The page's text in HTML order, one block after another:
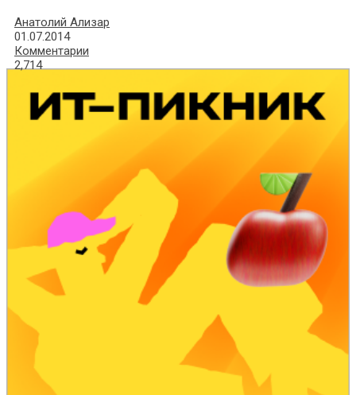
Анатолий Ализар
01.07.2014
Комментарии
2,714